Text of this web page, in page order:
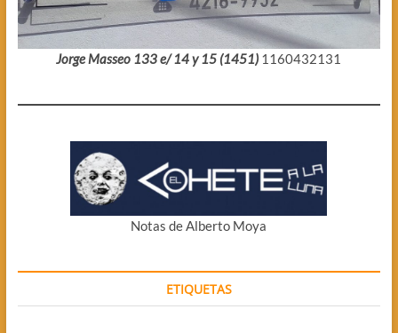
Jorge Masseo 133 e/ 14 y 15 (1451) 1160432131
Notas de Alberto Moya
ETIQUETAS